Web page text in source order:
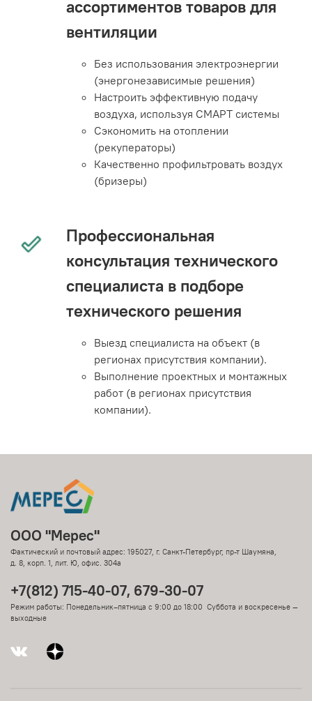
ассортиментов товаров для
вентиляции
Без использования электроэнергии
(энергонезависимые решения)
Настроить эффективную подачу
воздуха, используя СМАРТ системы
Сэкономить на отоплении
(рекуператоры)
Качественно профильтровать воздух
(бризеры)
Профессиональная
консультация технического
специалиста в подборе
технического решения
Выезд специалиста на объект (в
регионах присутствия компании).
Выполнение проектных и монтажных
работ (в регионах присутствия
компании).
ООО "Мерес"
Фактический и почтовый адрес: 195027, г. Санкт-Петербург, пр-т Шаумяна,
д. 8, корп. 1, лит. Ю, офис. 304а
+7(812) 715-40-07, 679-30-07
Режим работы: Понедельник–пятница с 9:00 до 18:00 Суббота и воскресенье —
выходные